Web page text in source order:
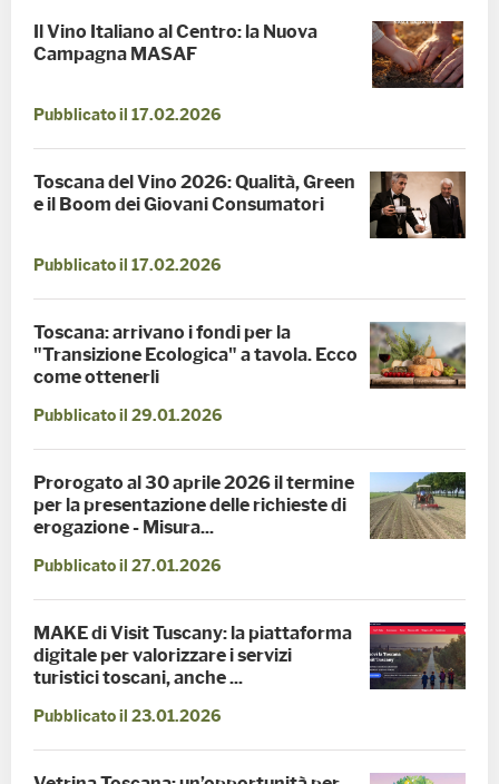
Il Vino Italiano al Centro: la Nuova
Campagna MASAF
Pubblicato il 17.02.2026
Toscana del Vino 2026: Qualità, Green
e il Boom dei Giovani Consumatori
Pubblicato il 17.02.2026
Toscana: arrivano i fondi per la
"Transizione Ecologica" a tavola. Ecco
come ottenerli
Pubblicato il 29.01.2026
Prorogato al 30 aprile 2026 il termine
per la presentazione delle richieste di
erogazione - Misura...
Pubblicato il 27.01.2026
MAKE di Visit Tuscany: la piattaforma
digitale per valorizzare i servizi
turistici toscani, anche ...
Pubblicato il 23.01.2026